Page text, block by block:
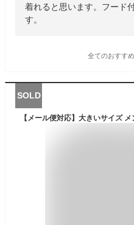
着れると思います。フード
す。
全てのおすす
SOLD